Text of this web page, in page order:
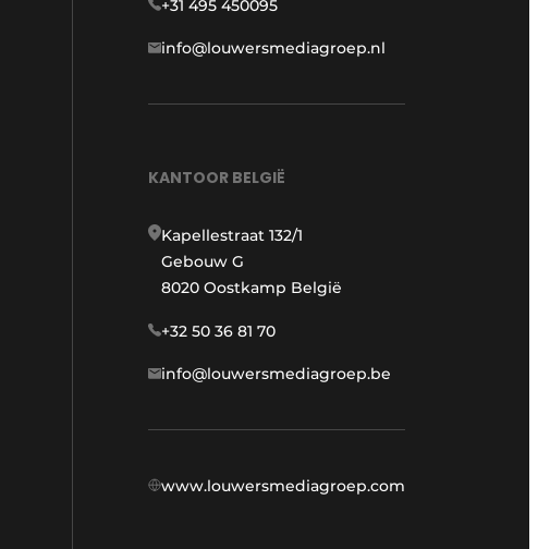
+31 495 450095
info@louwersmediagroep.nl
KANTOOR BELGIË
Kapellestraat 132/1
Gebouw G
8020 Oostkamp België
+32 50 36 81 70
info@louwersmediagroep.be
www.louwersmediagroep.com